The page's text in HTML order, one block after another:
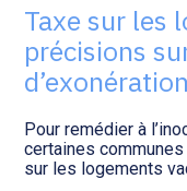
Procédures
Transition
Gérer vos
humaines : SILAE
Taxe sur les
précisions
d’exonération
Pour remédier à
certaines
sur les logements